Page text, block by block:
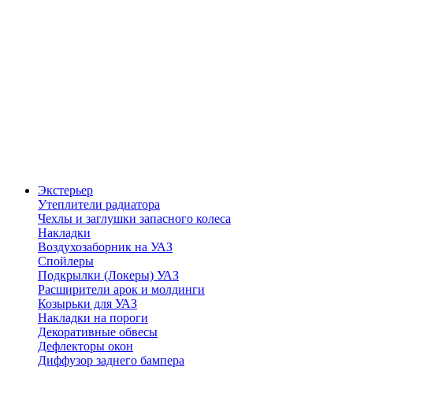
Экстерьер
Утеплители радиатора
Чехлы и заглушки запасного колеса
Накладки
Воздухозаборник на УАЗ
Спойлеры
Подкрылки (Локеры) УАЗ
Расширители арок и молдинги
Козырьки для УАЗ
Накладки на пороги
Декоративные обвесы
Дефлекторы окон
Диффузор заднего бампера